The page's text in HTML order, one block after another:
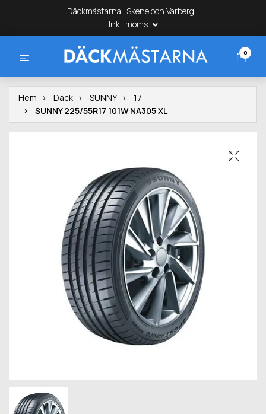
Däckmästarna i Skene och Varberg
Inkl. moms
0
Hem Däck SUNNY
17
SUNNY 225/55R17 101W NA305 XL